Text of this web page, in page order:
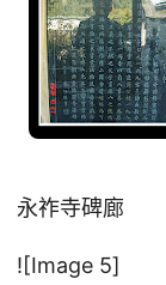
永祚寺碑廊
![Image 5]